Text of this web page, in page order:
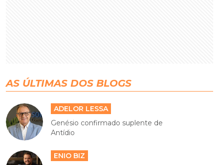
AS ÚLTIMAS DOS BLOGS
ADELOR LESSA
Genésio confirmado suplente de
Antídio
ENIO BIZ